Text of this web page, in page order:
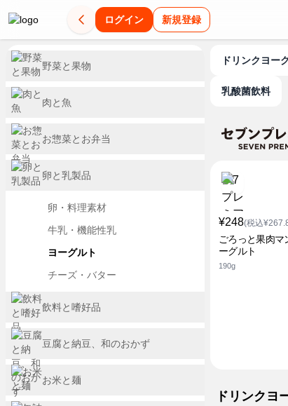
ログイン 新規登録
ドリンクヨー
乳酸菌飲料
¥248(税込
ごろっと果肉マ
ーグルト
190g
ドリンクヨ
野菜と果物
肉と魚
お惣菜とお弁当
卵と乳製品
卵・料理素材
牛乳・機能性乳
ヨーグルト
チーズ・バター
飲料と嗜好品
豆腐と納豆、和のおかず
お米と麺